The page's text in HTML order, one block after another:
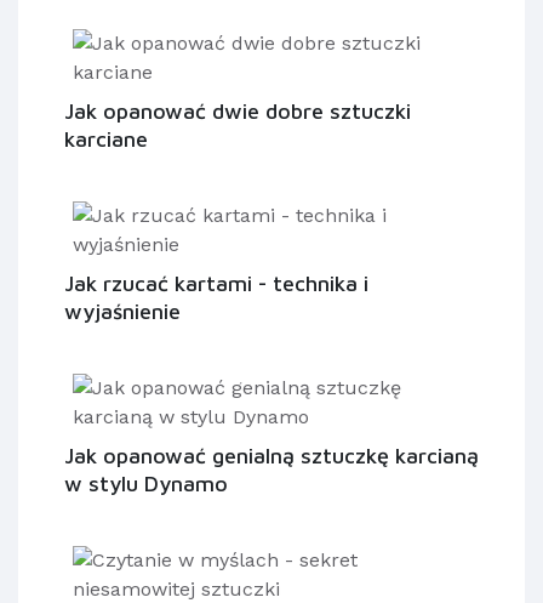
Jak opanować dwie dobre sztuczki
karciane
Jak rzucać kartami - technika i
wyjaśnienie
Jak opanować genialną sztuczkę karcianą
w stylu Dynamo